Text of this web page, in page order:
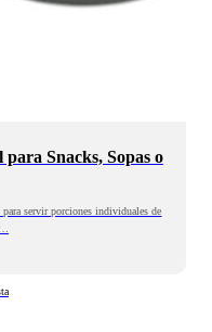
Snacks, Sopas o
para servir porciones individuales de